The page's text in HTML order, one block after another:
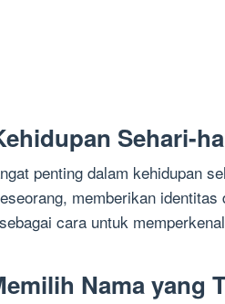
Sehari-
penting dalam kehidupan
memberikan identitas
cara untuk
Nama yang